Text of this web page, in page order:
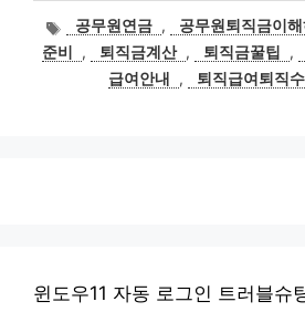
태
그
공무원연금 , 공무원퇴직금이해
준비
, 퇴직금계산 , 퇴직금꿀팁 ,
급여안내
, 퇴직급여퇴직
윈도우11 자동 로그인 트러블슈